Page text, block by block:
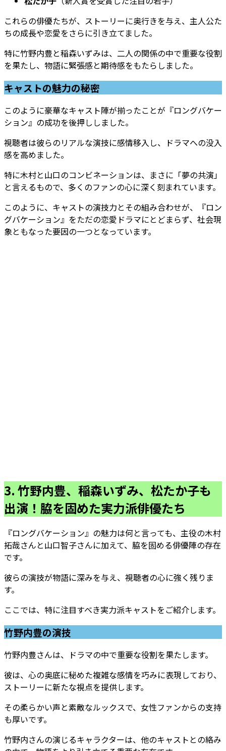
これらの俳優たちが、ストーリーに奥行きを与え、主人公た
ちの成長や恋愛をさらに引き立てました。
特に竹野内豊と稲森いずみは、二人の関係の中で重要な役割
を果たし、物語に緊張感と期待感をもたらしました。
キャストの魅力の秘密
このように豪華なキャスト陣が揃ったことが『ロングバケー
ション』の成功を後押ししました。
視聴者は彼らのリアルな演技に感情移入し、ドラマへの没入
感を高めました。
特に木村と山口のコンビネーションは、まさに「夢の共演」
と言えるもので、多くのファンの心に深く刻まれています。
このように、キャストの演技力とその組み合わせが、『ロン
グバケーション』をただの恋愛ドラマにとどまらず、社会現
象ともなった要因の一つとなっています。
3. 竹野内豊、稲森いずみ、松たか子も
出演！脇を固めた実力派俳優たち
『ロングバケーション』の魅力は何と言っても、主役の木村
拓哉さんと山口智子さんに加えて、脇を固める俳優陣の存在
です。
彼らの演技が物語に深みを与え、視聴者の心に強く残りま
す。
ここでは、特に注目すべき実力派キャストをご紹介します。
竹野内豊の演技
竹野内豊さんは、ドラマの中で重要な役割を果たします。
彼は、心の奥底に秘めた複雑な感情を巧みに表現しており、
ストーリーに新たな視点を提供します。
その柔らかい声と素敵なルックスで、女性ファンからの支持
も厚いです。
竹野内さんの演じるキャラクターは、他のキャストとの絡み